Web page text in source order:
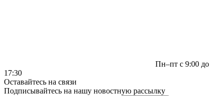
Пн–пт с 9:00 до
17:30
Оставайтесь на связи
Подписывайтесь на нашу новостную рассылку